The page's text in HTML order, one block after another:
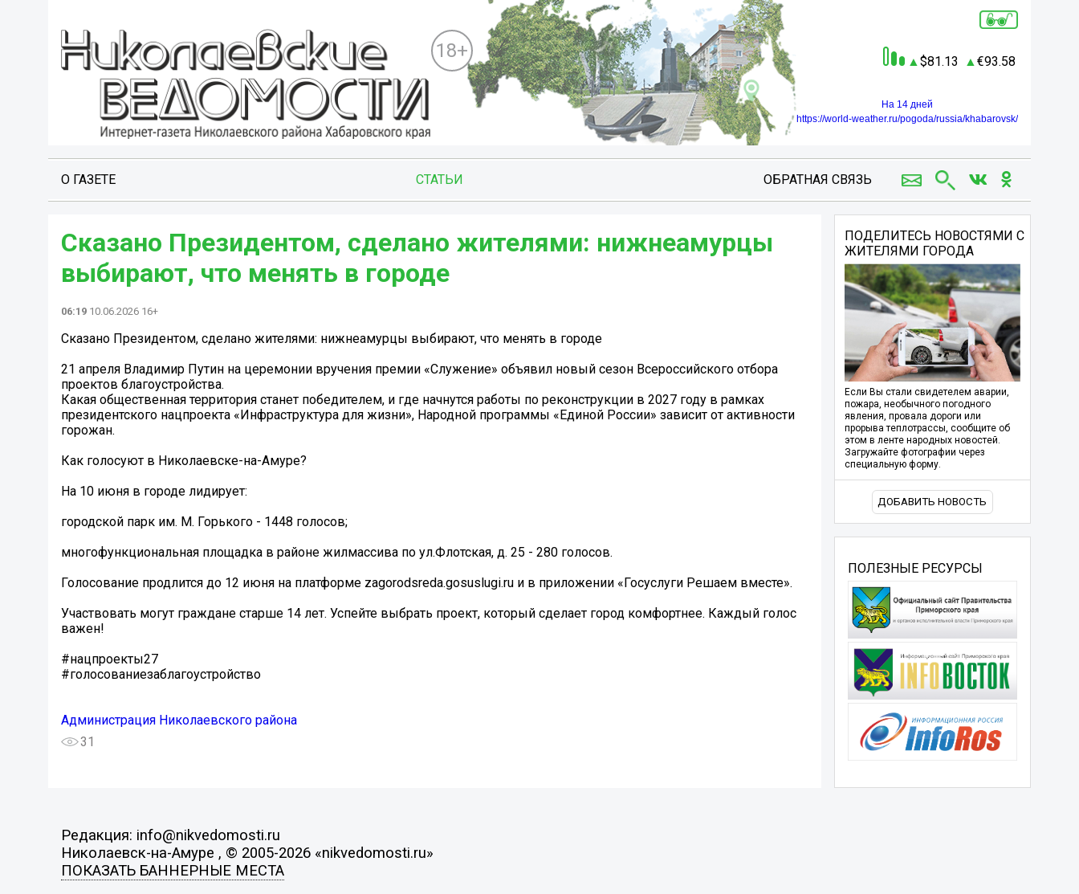
18+
81.13 93.58
На 14 дней
https://world-weather.ru/pogoda/russia/khabarovsk/
О ГАЗЕТЕ СТАТЬИ ОБРАТНАЯ СВЯЗЬ
Сказано Президентом, сделано жителями: нижнеамурцы
выбирают, что менять в городе
06:19 10.06.2026 16+
Сказано Президентом, сделано жителями: нижнеамурцы выбирают, что менять в городе
21 апреля Владимир Путин на церемонии вручения премии «Служение» объявил новый сезон Всероссийского отбора
проектов благоустройства.
Какая общественная территория станет победителем, и где начнутся работы по реконструкции в 2027 году в рамках
президентского нацпроекта «Инфраструктура для жизни», Народной программы «Единой России» зависит от активности
горожан.
Как голосуют в Николаевске-на-Амуре?
На 10 июня в городе лидирует:
городской парк им. М. Горького - 1448 голосов;
многофункциональная площадка в районе жилмассива по ул.Флотская, д. 25 - 280 голосов.
Голосование продлится до 12 июня на платформе zagorodsreda.gosuslugi.ru и в приложении «Госуслуги Решаем вместе».
Участвовать могут граждане старше 14 лет. Успейте выбрать проект, который сделает город комфортнее. Каждый голос
важен!
#нацпроекты27
#голосованиезаблагоустройство
Администрация Николаевского района
31
ПОДЕЛИТЕСЬ НОВОСТЯМИ С
ЖИТЕЛЯМИ ГОРОДА
Если Вы стали свидетелем аварии,
пожара, необычного погодного
явления, провала дороги или
прорыва теплотрассы, сообщите об
этом в ленте народных новостей.
Загружайте фотографии через
специальную форму.
ДОБАВИТЬ НОВОСТЬ
ПОЛЕЗНЫЕ РЕСУРСЫ
Редакция: info@nikvedomosti.ru
Николаевск-на-Амуре , © 2005-2026 «nikvedomosti.ru»
ПОКАЗАТЬ БАННЕРНЫЕ МЕСТА